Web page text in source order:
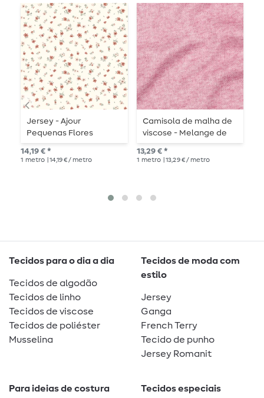
Jersey - Ajour
Pequenas Flores
Offwhite
14,19 € *
1 metro | 14,19 € / metro
Camisola de malha de
viscose - Melange de
frutos silvestres claros
13,29 € *
1 metro | 13,29 € / metro
Tecidos para o dia a dia
Tecidos de algodão
Tecidos de linho
Tecidos de viscose
Tecidos de poliéster
Musselina
Tecidos de moda com
estilo
Jersey
Ganga
French Terry
Tecido de punho
Jersey Romanit
Para ideias de costura
Tecidos especiais